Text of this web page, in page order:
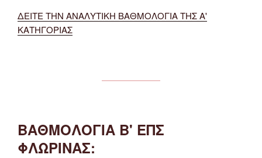
ΔΕΙΤΕ ΤΗΝ ΑΝΑΛΥΤΙΚΗ ΒΑΘΜΟΛΟΓΙΑ ΤΗΣ Α'
ΚΑΤΗΓΟΡΙΑΣ
ΒΑΘΜΟΛΟΓΙΑ Β' ΕΠΣ
ΦΛΩΡΙΝΑΣ: